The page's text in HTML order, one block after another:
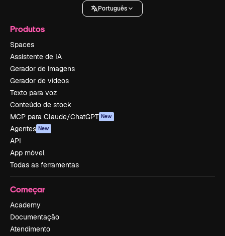
Português
Produtos
Spaces
Assistente de IA
Gerador de imagens
Gerador de vídeos
Texto para voz
Conteúdo de stock
MCP para Claude/ChatGPT New
Agentes New
API
App móvel
Todas as ferramentas
Começar
Academy
Documentação
Atendimento